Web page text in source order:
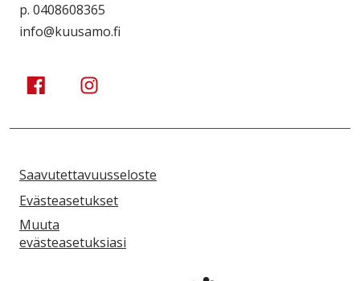
p. 0408608365
info@kuusamo.fi
Kuusamo Karhuntassu
Kuusamo Karhuntassu
Saavutettavuusseloste
Evästeasetukset
Muuta
evästeasetuksiasi